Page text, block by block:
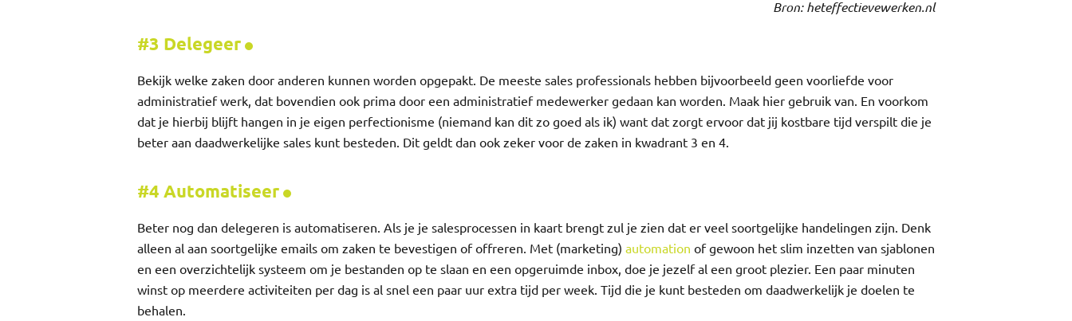
Bron: heteffectievewerken.nl
#3 Delegeer
Bekijk welke zaken door anderen kunnen worden opgepakt. De meeste sales professionals hebben bijvoorbeeld geen voorliefde voor
administratief werk, dat bovendien ook prima door een administratief medewerker gedaan kan worden. Maak hier gebruik van. En voorkom
dat je hierbij blijft hangen in je eigen perfectionisme (niemand kan dit zo goed als ik) want dat zorgt ervoor dat jij kostbare tijd verspilt die je
beter aan daadwerkelijke sales kunt besteden. Dit geldt dan ook zeker voor de zaken in kwadrant 3 en 4.
#4 Automatiseer
Beter nog dan delegeren is automatiseren. Als je je salesprocessen in kaart brengt zul je zien dat er veel soortgelijke handelingen zijn. Denk
alleen al aan soortgelijke emails om zaken te bevestigen of offreren. Met (marketing) automation of gewoon het slim inzetten van sjablonen
en een overzichtelijk systeem om je bestanden op te slaan en een opgeruimde inbox, doe je jezelf al een groot plezier. Een paar minuten
winst op meerdere activiteiten per dag is al snel een paar uur extra tijd per week. Tijd die je kunt besteden om daadwerkelijk je doelen te
behalen.